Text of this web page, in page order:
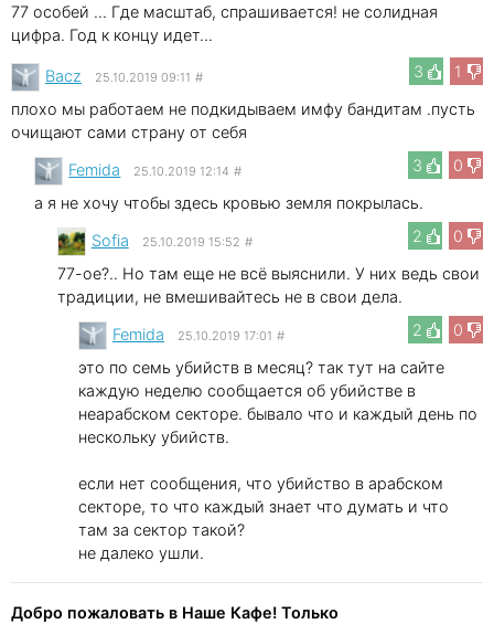
77 особей ... Где масштаб, спрашивается! не солидная
цифра. Год к концу идет...
3
1
Bacz 25.10.2019 09:11 #
плохо мы работаем не подкидываем имфу бандитам .пусть
очищают сами страну от себя
3
0
Femida 25.10.2019 12:14 #
а я не хочу чтобы здесь кровью земля покрылась.
2
0
Sofia 25.10.2019 15:52 #
77-ое?.. Но там еще не всё выяснили. У них ведь свои
традиции, не вмешивайтесь не в свои дела.
2
0
Femida 25.10.2019 17:01 #
это по семь убийств в месяц? так тут на сайте
каждую неделю сообщается об убийстве в
неарабском секторе. бывало что и каждый день по
нескольку убийств.
если нет сообщения, что убийство в арабском
секторе, то что каждый знает что думать и что
там за сектор такой?
не далеко ушли.
Добро пожаловать в Наше Кафе! Только